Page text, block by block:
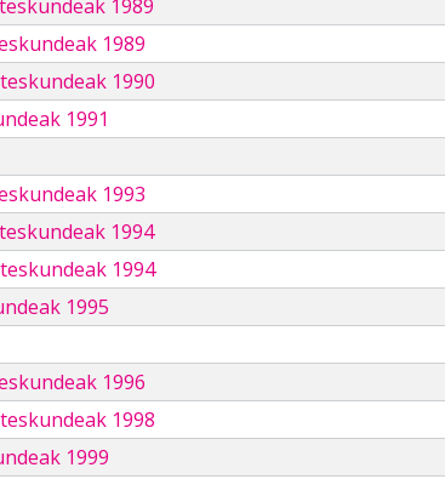
1989
1989
1990
1991
1993
1994
1994
1995
1996
1998
1999